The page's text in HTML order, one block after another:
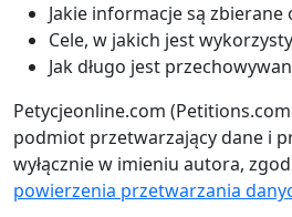
Jakie informacje są
Cele, w jakich jest
Jak długo jest
Petycjeonline.com
podmiot przetwarzający dane i
wyłącznie w imieniu autora,
powierzenia przetwarzania